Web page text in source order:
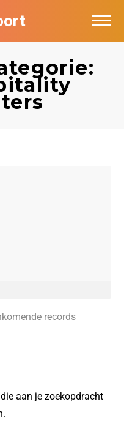
records
aan je zoekopdracht